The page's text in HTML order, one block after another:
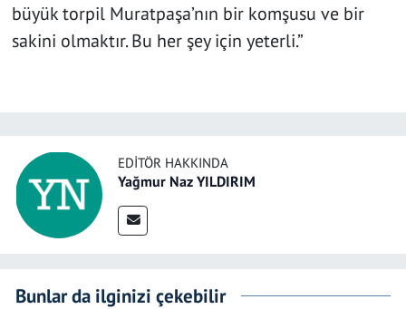
büyük torpil Muratpaşa’nın bir komşusu ve bir
sakini olmaktır. Bu her şey için yeterli.”
EDITÖR HAKKINDA
Yağmur Naz YILDIRIM
Bunlar da ilginizi çekebilir